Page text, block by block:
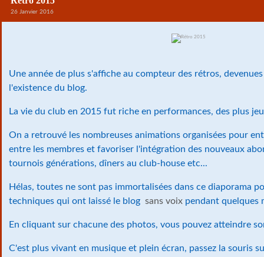
26 Janvier 2016
Une année de plus s'affiche au compteur des rétros,
l'existence du blog.
La vie du club en 2015 fut riche en performances, des plus
On a retrouvé les nombreuses animations organisées pour
entre les membres et favoriser l'intégration des nouveaux
tournois générations, dîners au club-house etc...
Hélas, toutes ne sont pas immortalisées dans ce diaporama
techniques qui ont laissé le blog sans voix pendant quelques
En cliquant sur chacune des photos, vous pouvez atteindre
C'est plus vivant en musique et plein écran, passez la souris